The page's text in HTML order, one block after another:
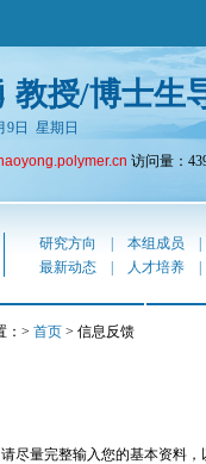
教授/博士生
9日 星期日
访问量：
研究方向 本组成员
最新动态 人才培养
：> 首页 > 信息反馈
请尽量完整输入您的基本资料